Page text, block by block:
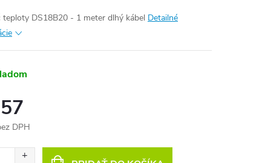
teploty DS18B20 - 1 meter dlhý kábel Detailné
DPH